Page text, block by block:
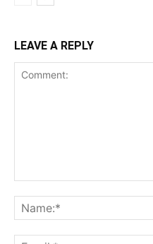
LEAVE A REPLY